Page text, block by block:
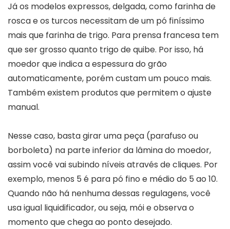
Já os modelos expressos, delgada, como farinha de
rosca e os turcos necessitam de um pó finíssimo
mais que farinha de trigo. Para prensa francesa tem
que ser grosso quanto trigo de quibe. Por isso, há
moedor que indica a espessura do grão
automaticamente, porém custam um pouco mais.
Também existem produtos que permitem o ajuste
manual.
Nesse caso, basta girar uma peça (parafuso ou
borboleta) na parte inferior da lâmina do moedor,
assim você vai subindo níveis através de cliques. Por
exemplo, menos 5 é para pó fino e médio do 5 ao 10.
Quando não há nenhuma dessas regulagens, você
usa igual liquidificador, ou seja, mói e observa o
momento que chega ao ponto desejado.